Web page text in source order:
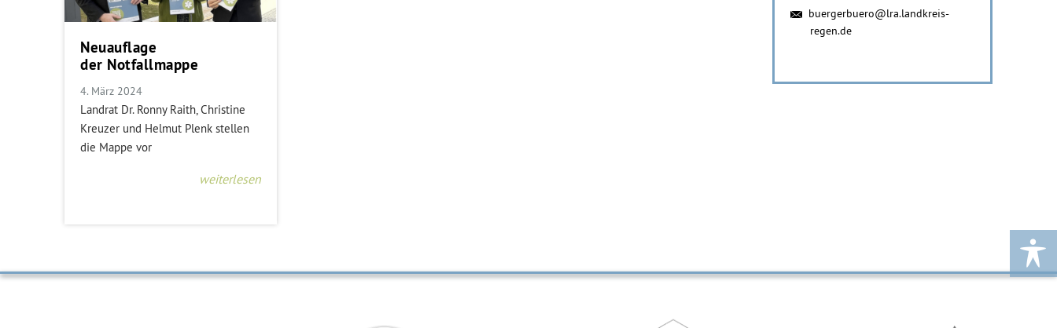
Neuauflage
der Notfallmappe
4. März 2024
Landrat Dr. Ronny Raith, Christine
Kreuzer und Helmut Plenk stellen
die Mappe vor
weiterlesen
buergerbuero@lra.landkreis-
regen.de